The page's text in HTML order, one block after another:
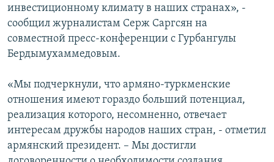
инвестиционному климату в наших странах», -
сообщил журналистам Серж Саргсян на
совместной пресс-конференции с Гурбангулы
Бердымухаммедовым.
«Мы подчеркнули, что армяно-туркменские
отношения имеют гораздо больший потенциал,
реализация которого, несомненно, отвечает
интересам дружбы народов наших стран, - отметил
армянский президент. – Мы достигли